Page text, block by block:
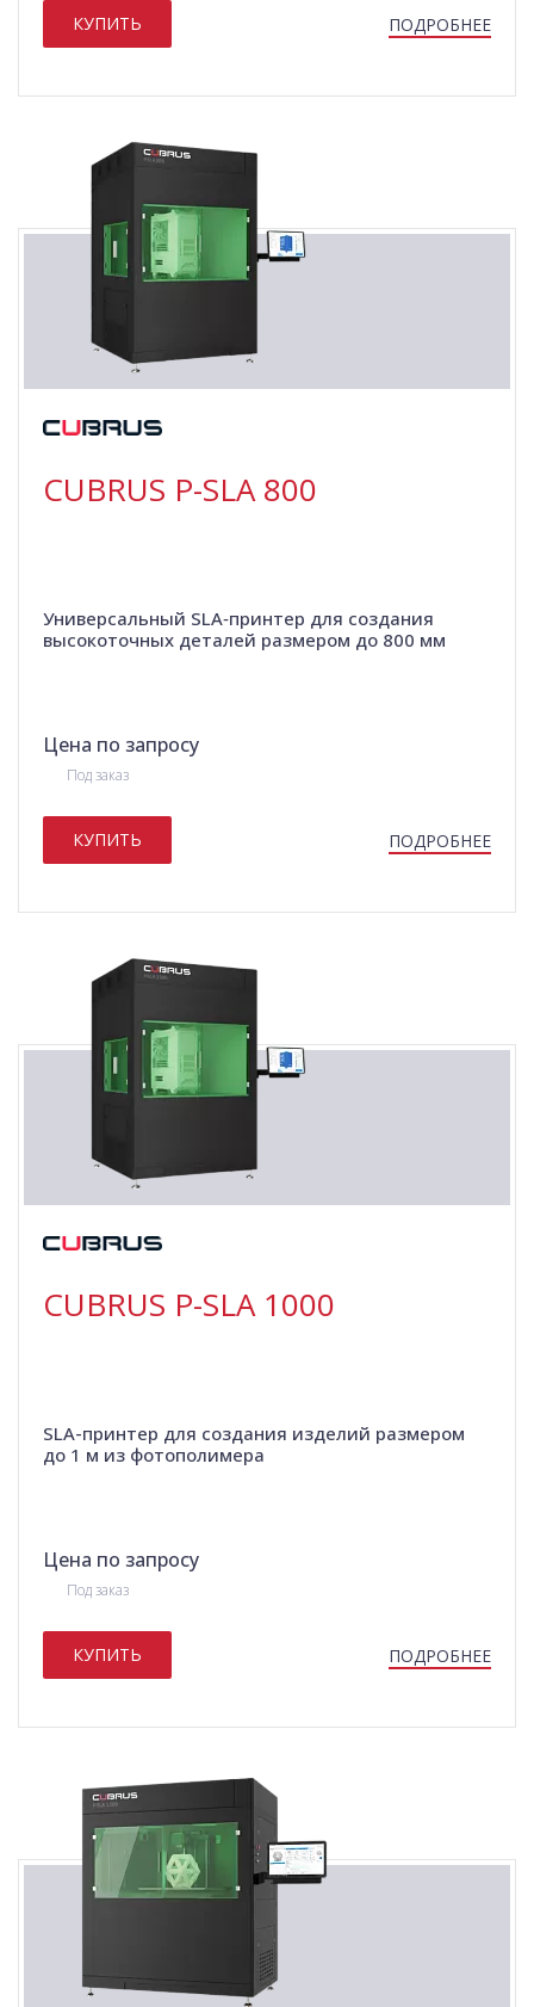
КУПИТЬ ПОДРОБНЕЕ
CUBRUS P-SLA 800
Универсальный SLA‑принтер для создания
высокоточных деталей размером до 800 мм
Цена по запросу
Под заказ
КУПИТЬ ПОДРОБНЕЕ
CUBRUS P-SLA 1000
SLA-принтер для создания изделий размером
до 1 м из фотополимера
Цена по запросу
Под заказ
КУПИТЬ ПОДРОБНЕЕ